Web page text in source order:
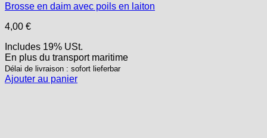
Brosse en daim avec poils en laiton
4,00 €
Includes 19% USt.
En plus du transportmaritime
Délai de livraison : sofort lieferbar
Ajouter au panier